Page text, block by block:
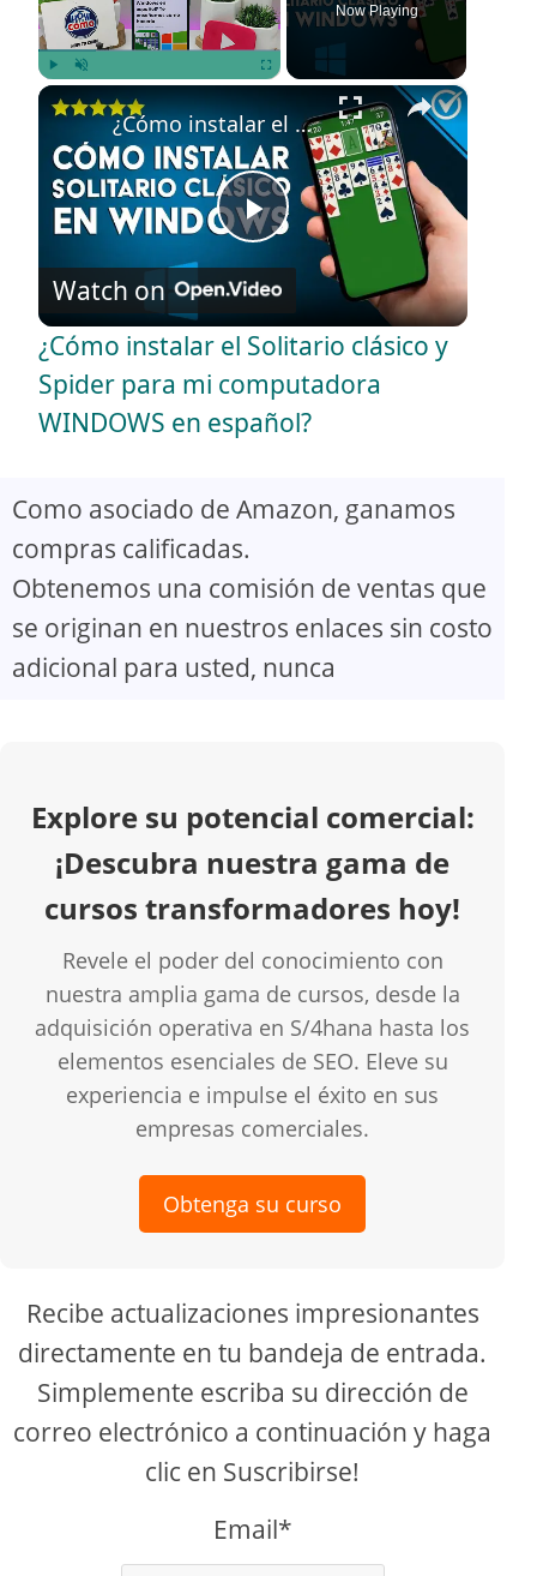
Now Playing
×
P
l
a
V
i
d
o
¿Cómo instalar el Solitario clásico y Spider para mi computadora WINDOWS en español?
Watch on
¿Cómo instalar el Solitario clásico y
Spider para mi computadora
WINDOWS en español?
Como asociado de Amazon, ganamos
compras calificadas.
Obtenemos una comisión de ventas que
se originan en nuestros enlaces sin costo
adicional para usted, nunca
Explore su potencial comercial:
¡Descubra nuestra gama de
cursos transformadores hoy!
Revele el poder del conocimiento con
nuestra amplia gama de cursos, desde la
adquisición operativa en S/4hana hasta los
elementos esenciales de SEO. Eleve su
experiencia e impulse el éxito en sus
empresas comerciales.
Obtenga su curso
Recibe actualizaciones impresionantes
directamente en tu bandeja de entrada.
Simplemente escriba su dirección de
correo electrónico a continuación y haga
clic en Suscribirse!
Email*